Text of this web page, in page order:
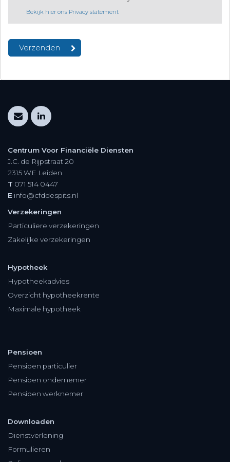
Bekijk hier ons Privacy statement
Centrum Voor Financiële Diensten
J.C. de Rijpstraat 20
2315 WE Leiden
T 071 514 0447
E info@cfddespits.nl
Verzekeringen
Particuliere verzekeringen
Zakelijke verzekeringen
Hypotheek
Hypotheekadvies
Overzicht hypotheekrente
Maximale hypotheek
Pensioen
Pensioen particulier
Pensioen ondernemer
Pensioen werknemer
Downloaden
Dienstverlening
Formulieren